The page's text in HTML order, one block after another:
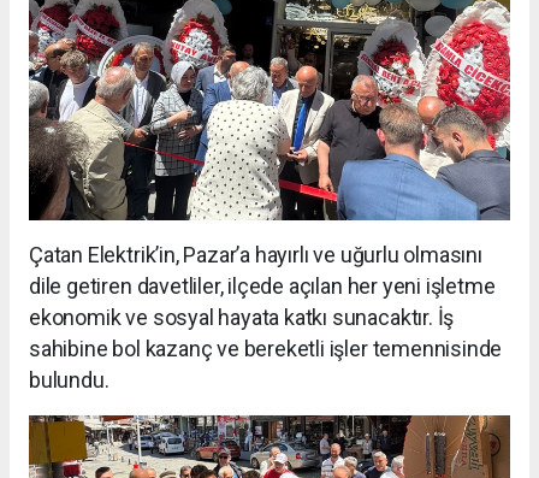
Çatan Elektrik’in, Pazar’a hayırlı ve uğurlu olmasını
dile getiren davetliler, ilçede açılan her yeni işletme
ekonomik ve sosyal hayata katkı sunacaktır. İş
sahibine bol kazanç ve bereketli işler temennisinde
bulundu.